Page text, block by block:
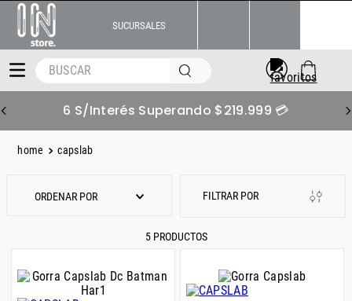
SUCURSALES
BUSCAR
6 S/Interés Superando $219.999 💳
capslab
ORDENAR POR
5 PRODUCTOS